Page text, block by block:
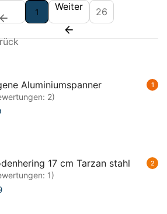
1 Weiter 26
1
Aluminiumspanner
2)
2
17 cm Tarzan stahl
1)